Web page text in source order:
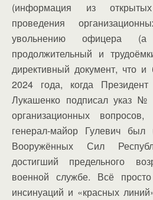
(информация из
проведения
увольнению офицера (а
продолжительный и
директивный документ, что
2024 года, когда
Лукашенко подписал указ
организационных
генерал-майор Гулевич был
Вооружённых Сил
достигший предельного
военной службе. Всё
инсинуаций и «красных